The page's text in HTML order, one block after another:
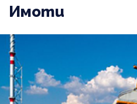
Имоти